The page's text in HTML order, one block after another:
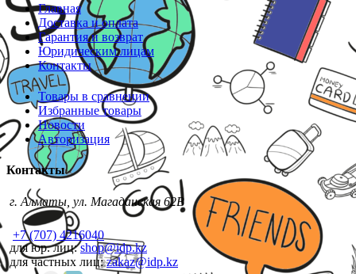
Главная
Доставка и оплата
Гарантия и возврат
Юридическим лицам
Контакты
Товары в сравнении
Избранные товары
Новости
Авторизация
Контакты
г. Алматы, ул. Магаданская 62В
+7 (707) 4216040
для юр. лиц:shop@idp.kz
для частных лиц:zakaz@idp.kz